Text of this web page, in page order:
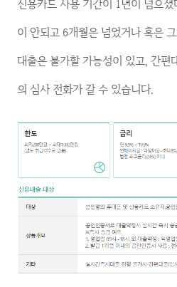
신용카드 사용 기간이 1년이 넘으
이 안되고 6개월은 넘었거나 혹은
대출은 불가할 가능성이 있고, 간편
의 심사 전화가 갈 수 있습니다.